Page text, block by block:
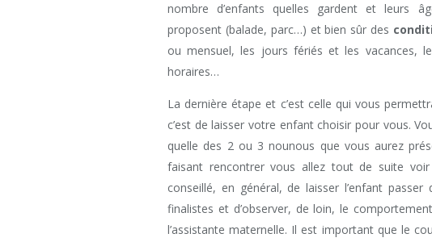
nombre d’enfants quelles gardent et leurs
proposent (balade, parc…) et bien sûr des
ou mensuel, les jours fériés et les vacances,
horaires…
La dernière étape et c’est celle qui vous
c’est de laisser votre enfant choisir pour vous.
quelle des 2 ou 3 nounous que vous aurez
faisant rencontrer vous allez tout de suite
conseillé, en général, de laisser l’enfant
finalistes et d’observer, de loin, le
l’assistante maternelle. Il est important que le